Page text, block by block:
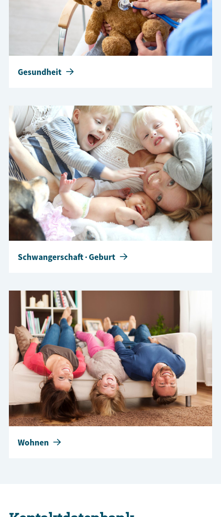
Gesundheit
Schwangerschaft · Geburt
Wohnen